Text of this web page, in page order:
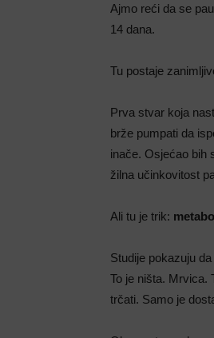
Ajmo reći da se
14 dana.
Tu postaje
Prva stvar koja
brže pumpati da
inače. Osjećao bih
žilna učinkovitost
Ali tu je trik:
Studije pokazuju
To je ništa. Mrvica.
trčati. Samo je